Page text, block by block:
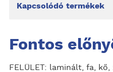
Kapcsolódó termékek
Fontos
FELÜLET: laminált, fa,